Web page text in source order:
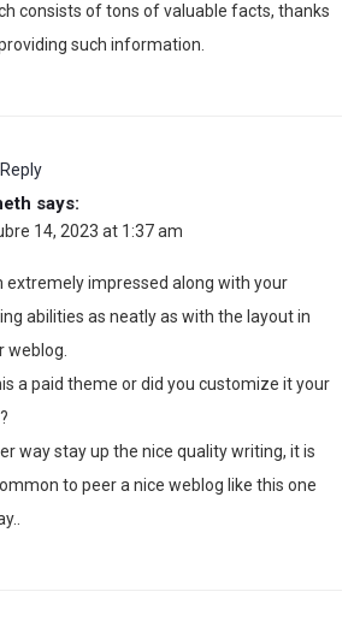
consists of tons of valuable facts, thanks
such information.
Reply
says:
14, 2023 at 1:37 am
extremely impressed along with your
abilities as neatly as with the layout in
weblog.
a paid theme or did you customize it your
way stay up the nice quality writing, it is
to peer a nice weblog like this one